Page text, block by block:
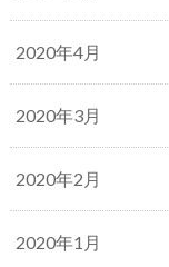
2020年4月
2020年3月
2020年2月
2020年1月